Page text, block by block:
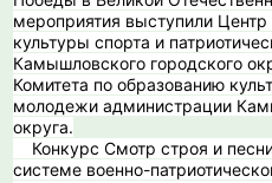
мероприятия выступили Центр
культуры спорта и
Камышловского городского
Комитета по образованию
молодежи администрации
округа.
Конкурс Смотр строя и
системе военно-